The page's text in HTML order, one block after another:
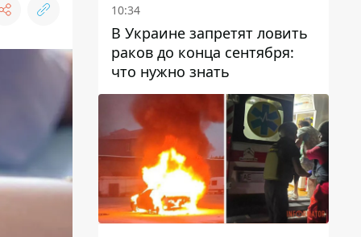
10:34
В Украине запретят ловить
раков до конца сентября:
что нужно знать